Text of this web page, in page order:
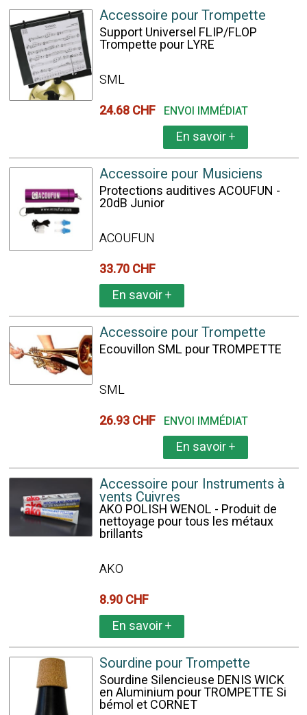
Accessoire pour Trompette
Support Universel FLIP/FLOP
Trompette pour LYRE
SML
24.68 CHF ENVOI IMMÉDIAT
En savoir+
Accessoire pour Musiciens
Protections auditives ACOUFUN -
20dB Junior
ACOUFUN
33.70 CHF
En savoir+
Accessoire pour Trompette
Ecouvillon SML pour TROMPETTE
SML
26.93 CHF ENVOI IMMÉDIAT
En savoir+
Accessoire pour Instruments à
vents Cuivres
AKO POLISH WENOL - Produit de
nettoyage pour tous les métaux
brillants
AKO
8.90 CHF
En savoir+
Sourdine pour Trompette
Sourdine Silencieuse DENIS WICK
en Aluminium pour TROMPETTE Si
bémol et CORNET